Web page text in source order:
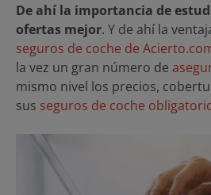
De ahí la importancia de
ofertas mejor. Y de ahí la
seguros de coche de
la vez un gran número de
mismo nivel los precios,
sus seguros de coche